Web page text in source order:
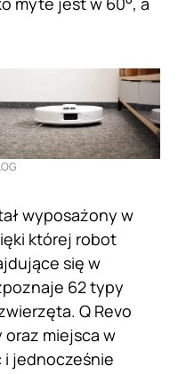
wyposażony w
której robot
się w
62 typy
Q Revo
miejsca w
i jednocześnie